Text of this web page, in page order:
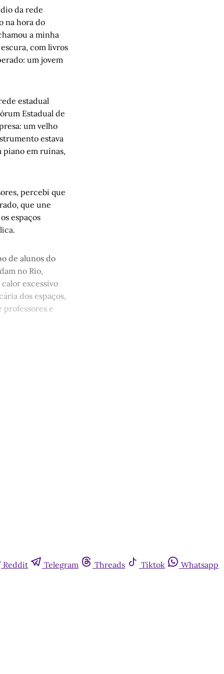
da rede
na hora do
a minha
com livros
um jovem
estadual
Estadual de
um velho
estava
piano em ruínas,
percebi que
que une
espaços
de alunos do
no Rio,
excessivo
dos espaços,
professores e
Reddit Telegram Threads Tiktok
Whatsapp